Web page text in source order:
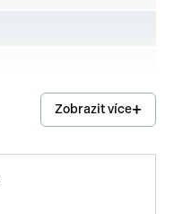
Zobrazit více